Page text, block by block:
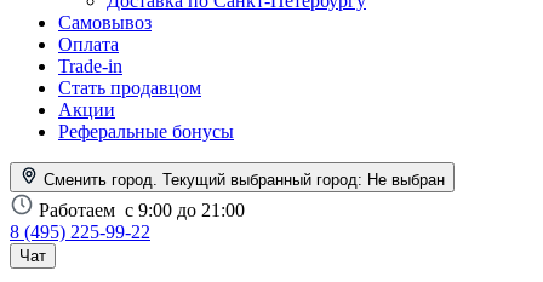
Самовывоз
Оплата
Trade-in
Стать продавцом
Акции
Реферальные бонусы
Сменить город. Текущий выбранный город: Не выбран
Работаем с 9:00 до 21:00
8 (495) 225-99-22
Чат